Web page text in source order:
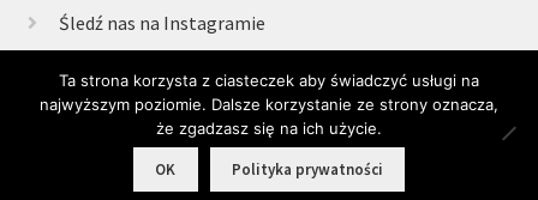
Śledź nas na Instagramie
© Retrogabinet 2025
Ta strona korzysta z ciasteczek aby świadczyć usługi na
najwyższym poziomie. Dalsze korzystanie ze strony oznacza,
że zgadzasz się na ich użycie.
OK Polityka prywatności